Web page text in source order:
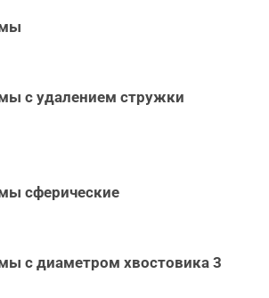
с удалением стружки
сферические
с диаметром хвостовика 3